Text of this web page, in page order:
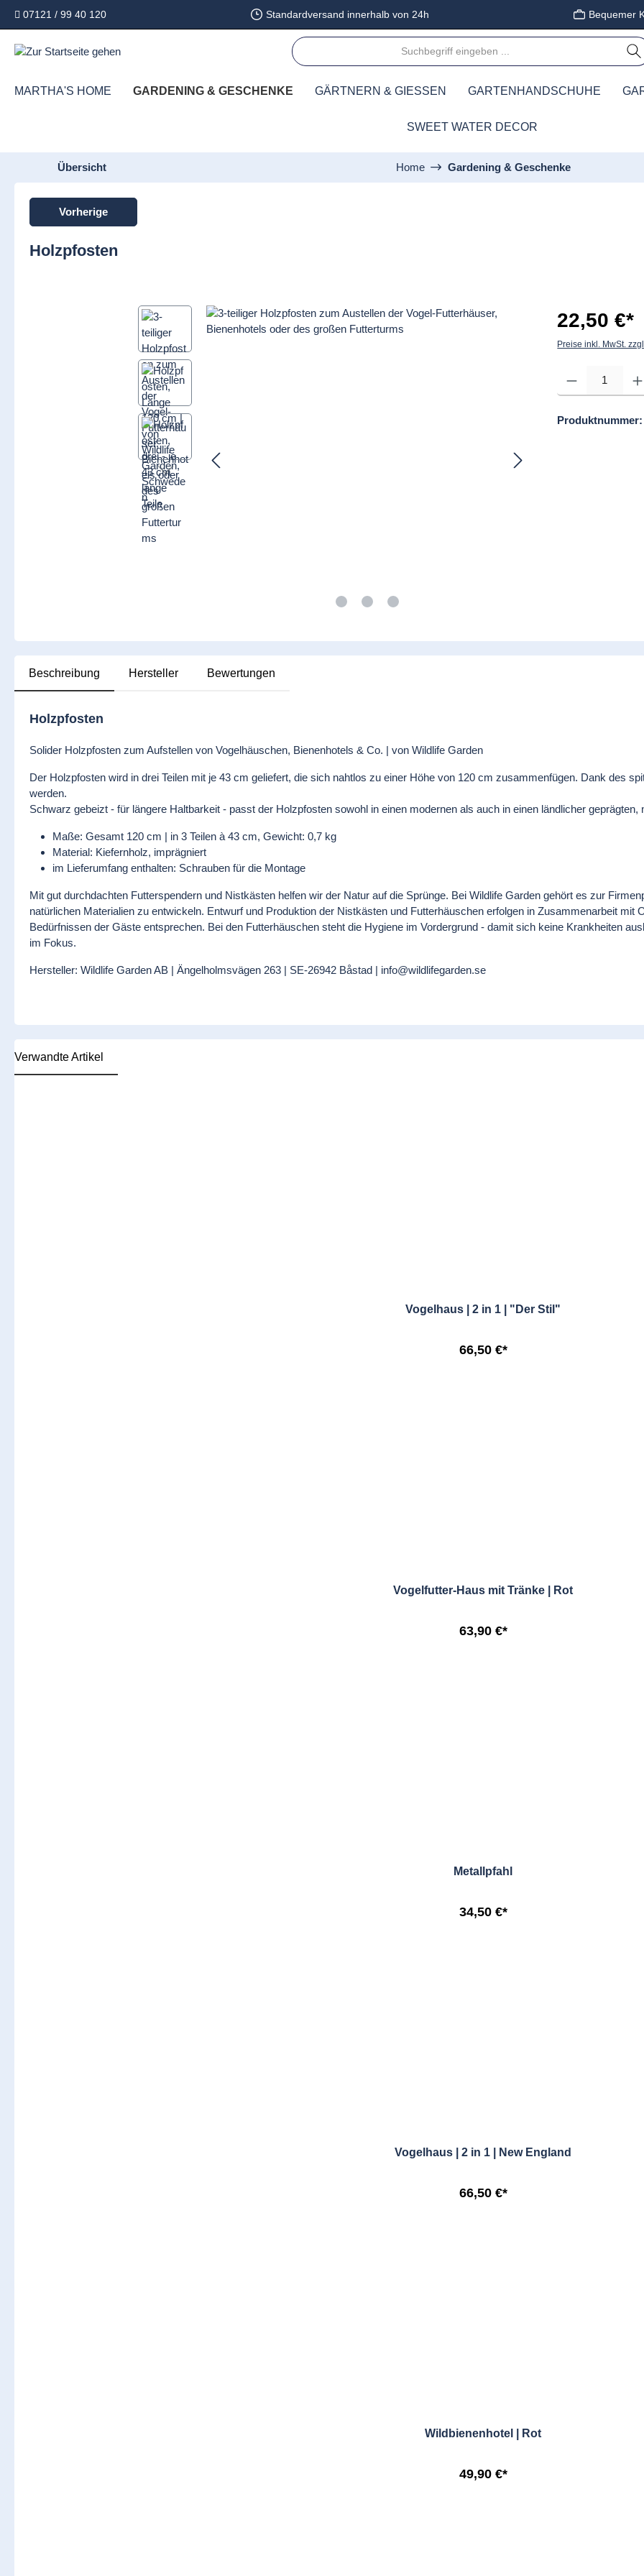
Zur Hauptnavigation springen
07121 / 99 40 120 Standardversand innerhalb von 24h Bequemer
MARTHA'S HOME GARDENING & GESCHENKE GÄRTNERN & GIESSEN GARTENHANDSCHUHE
SWEET WATER DECOR
Übersicht Home Gardening & Geschenke
Vorherige
Holzpfosten
Bildergalerie überspringen 22,50 €*
Preise inkl. MwSt.
Produkt Anzahl: Gib
Beschreibung Hersteller Bewertungen
Holzpfosten
Solider Holzpfosten zum Aufstellen von Vogelhäuschen, Bienenhotels & Co. | von Wildlife Garden
Der Holzpfosten wird in drei Teilen mit je 43 cm geliefert, die sich nahtlos zu einer Höhe von 120 cm zusammenfügen. Dank des
werden.
Schwarz gebeizt - für längere Haltbarkeit - passt der Holzpfosten sowohl in einen modernen als auch in einen ländlicher geprägten,
Maße: Gesamt 120 cm | in 3 Teilen à 43 cm, Gewicht: 0,7 kg
Material: Kiefernholz, imprägniert
im Lieferumfang enthalten: Schrauben für die Montage
Mit gut durchdachten Futterspendern und Nistkästen helfen wir der Natur auf die Sprünge. Bei Wildlife Garden gehört es zur
natürlichen Materialien zu entwickeln. Entwurf und Produktion der Nistkästen und Futterhäuschen erfolgen in Zusammenarbeit
Bedürfnissen der Gäste entsprechen. Bei den Futterhäuschen steht die Hygiene im Vordergrund - damit sich keine Krankheiten
im Fokus.
Hersteller: Wildlife Garden AB | Ängelholmsvägen 263 | SE-26942 Båstad | info@wildlifegarden.se
Verwandte Artikel
Vogelhaus | 2 in 1 | "Der Stil"
66,50 €*
Vogelfutter-Haus mit Tränke | Rot
63,90 €*
Metallpfahl
34,50 €*
Vogelhaus | 2 in 1 | New England
66,50 €*
Wildbienenhotel | Rot
49,90 €*